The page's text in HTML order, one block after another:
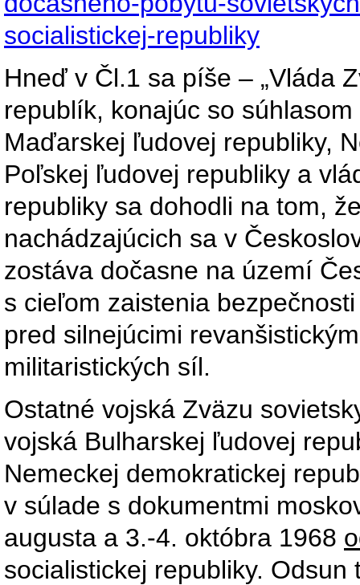
socialistickej-republiky
Hneď v Čl.1 sa píše – „Vláda
republík, konajúc so
Maďarskej ľudovej republiky,
Poľskej ľudovej republiky a
republiky sa dohodli na tom,
nachádzajúcich sa v
zostáva dočasne na území
s cieľom zaistenia
pred silnejúcimi
militaristických síl.
Ostatné vojská Zväzu
vojská Bulharskej ľudovej
Nemeckej demokratickej
v súlade s dokumentmi
augusta a 3.-4. októbra 1968
socialistickej republiky.